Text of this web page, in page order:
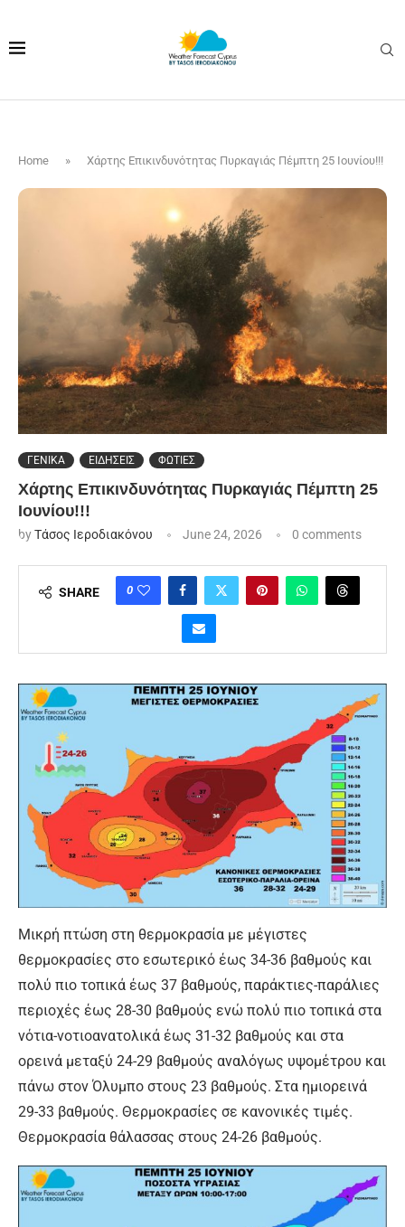
Home » Χάρτης Επικινδυνότητας Πυρκαγιάς Πέμπτη 25 Ιουνίου!!!
ΓΕΝΙΚΑ ΕΙΔΗΣΕΙΣ ΦΩΤΙΕΣ
Χάρτης Επικινδυνότητας Πυρκαγιάς Πέμπτη 25
Ιουνίου!!!
byΤάσος Ιεροδιακόνου June 24, 2026 0 comments
SHARE 0
Μικρή πτώση στη θερμοκρασία με μέγιστες
θερμοκρασίες στο εσωτερικό έως 34-36 βαθμούς και
πολύ πιο τοπικά έως 37 βαθμούς, παράκτιες-παράλιες
περιοχές έως 28-30 βαθμούς ενώ πολύ πιο τοπικά στα
νότια-νοτιοανατολικά έως 31-32 βαθμούς και στα
ορεινά μεταξύ 24-29 βαθμούς αναλόγως υψομέτρου και
πάνω στον Όλυμπο στους 23 βαθμούς. Στα ημιορεινά
29-33 βαθμούς. Θερμοκρασίες σε κανονικές τιμές.
Θερμοκρασία θάλασσας στους 24-26 βαθμούς.